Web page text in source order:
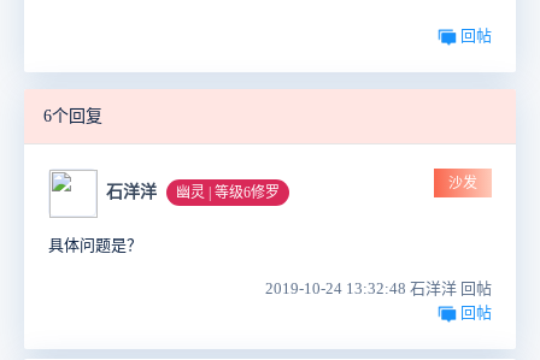
回帖
6个回复
石洋洋 幽灵 | 等级6修罗
沙发
具体问题是？
2019-10-24 13:32:48 石洋洋 回帖
回帖